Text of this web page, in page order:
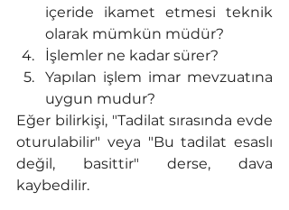
içeride ikamet etmesi teknik
olarak mümkün müdür?
İşlemler ne kadar sürer?
Yapılan işlem imar mevzuatına
uygun mudur?
Eğer bilirkişi, "Tadilat sırasında evde
oturulabilir" veya "Bu tadilat esaslı
değil, basittir" derse, dava
kaybedilir.